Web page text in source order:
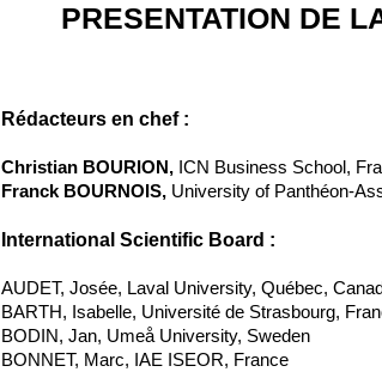
PRESENTATION DE
Rédacteurs en chef :
Christian BOURION, ICN Business School,
Franck BOURNOIS, University of Panthéon-
International Scientific Board :
AUDET, Josée, Laval University, Québec,
BARTH, Isabelle, Université de Strasbourg,
BODIN, Jan, Umeå University, Sweden
BONNET, Marc, IAE ISEOR, France